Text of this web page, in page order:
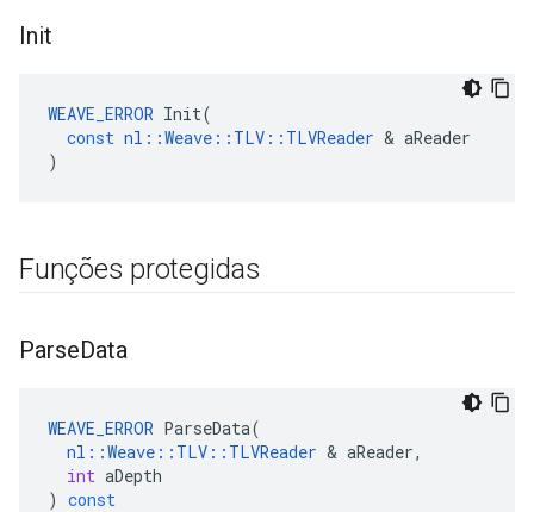
Init
WEAVE_ERROR Init(
const nl ::Weave :: TLV :: TLVReader & aReader
)
Funções protegidas
ParseData
WEAVE_ERROR ParseData(
nl ::Weave :: TLV :: TLVReader & aReader,
int aDepth
) const